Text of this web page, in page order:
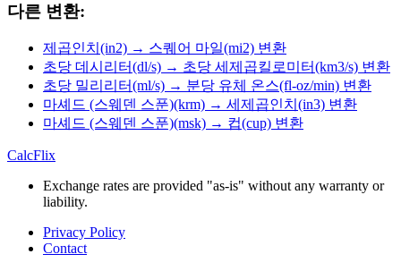
다른 변환:
제곱인치(in2) → 스퀘어 마일(mi2) 변환
초당 데시리터(dl/s) → 초당 세제곱킬로미터(km3/s) 변환
초당 밀리리터(ml/s) → 분당 유체 온스(fl-oz/min) 변환
마셰드 (스웨덴 스푼)(krm) → 세제곱인치(in3) 변환
마셰드 (스웨덴 스푼)(msk) → 컵(cup) 변환
CalcFlix
Exchange rates are provided "as-is" without any warranty or
liability.
Privacy Policy
Contact